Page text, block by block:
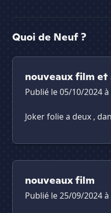
Quoi de Neuf ?
nouveaux film et
Publié le 05/10/2024
Joker folie a deux ,
nouveaux film
Publié le 25/09/2024